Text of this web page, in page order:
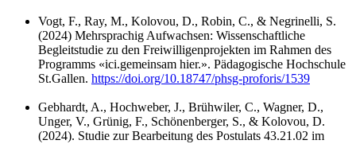
Vogt, F., Ray, M., Kolovou, D., Robin, C., & Negrinelli, S.
(2024) Mehrsprachig Aufwachsen: Wissenschaftliche
Begleitstudie zu den Freiwilligenprojekten im Rahmen des
Programms «ici.gemeinsam hier.». Pädagogische Hochschule
St.Gallen. https://doi.org/10.18747/phsg-proforis/1539
Gebhardt, A., Hochweber, J., Brühwiler, C., Wagner, D.,
Unger, V., Grünig, F., Schönenberger, S., & Kolovou, D.
(2024). Studie zur Bearbeitung des Postulats 43.21.02 im